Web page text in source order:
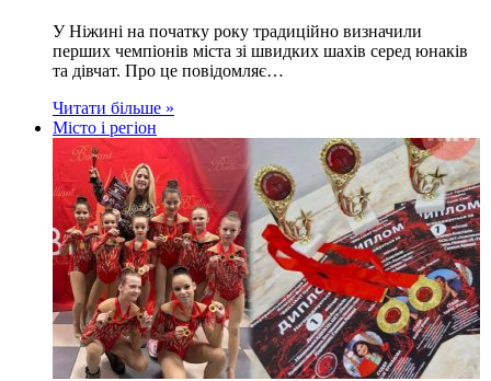
У Ніжині на початку року традиційно визначили
перших чемпіонів міста зі швидких шахів серед юнаків
та дівчат. Про це повідомляє…
Читати більше »
Місто і регіон